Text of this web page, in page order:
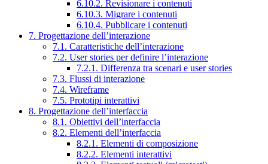
6.10.2. Revisionare i contenuti
6.10.3. Migrare i contenuti
6.10.4. Pubblicare i contenuti
7. Progettazione dell’interazione
7.1. Caratteristiche dell’interazione
7.2. User stories per definire l’interazione
7.2.1. Differenza tra scenari e user stories
7.3. Flussi di interazione
7.4. Wireframe
7.5. Prototipi interattivi
8. Progettazione dell’interfaccia
8.1. Obiettivi dell’interfaccia
8.2. Elementi dell’interfaccia
8.2.1. Elementi di composizione
8.2.2. Elementi interattivi